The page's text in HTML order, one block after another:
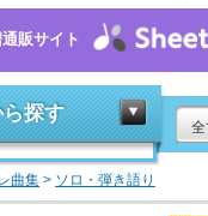
販サイト
探す
全
曲集 > ソロ・弾き語り